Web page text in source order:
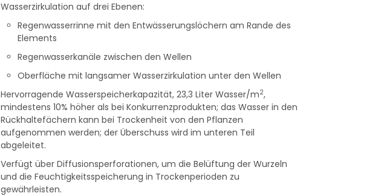
Wasserzirkulation auf drei Ebenen:
Regenwasserrinne mit den Entwässerungslöchern am Rande des
Elements
Regenwasserkanäle zwischen den Wellen
Oberfläche mit langsamer Wasserzirkulation unter den Wellen
Hervorragende Wasserspeicherkapazität, 23,3 Liter Wasser/m2,
mindestens 10% höher als bei Konkurrenzprodukten; das Wasser in den
Rückhaltefächern kann bei Trockenheit von den Pflanzen
aufgenommen werden; der Überschuss wird im unteren Teil
abgeleitet.
Verfügt über Diffusionsperforationen, um die Belüftung der Wurzeln
und die Feuchtigkeitsspeicherung in Trockenperioden zu
gewährleisten.